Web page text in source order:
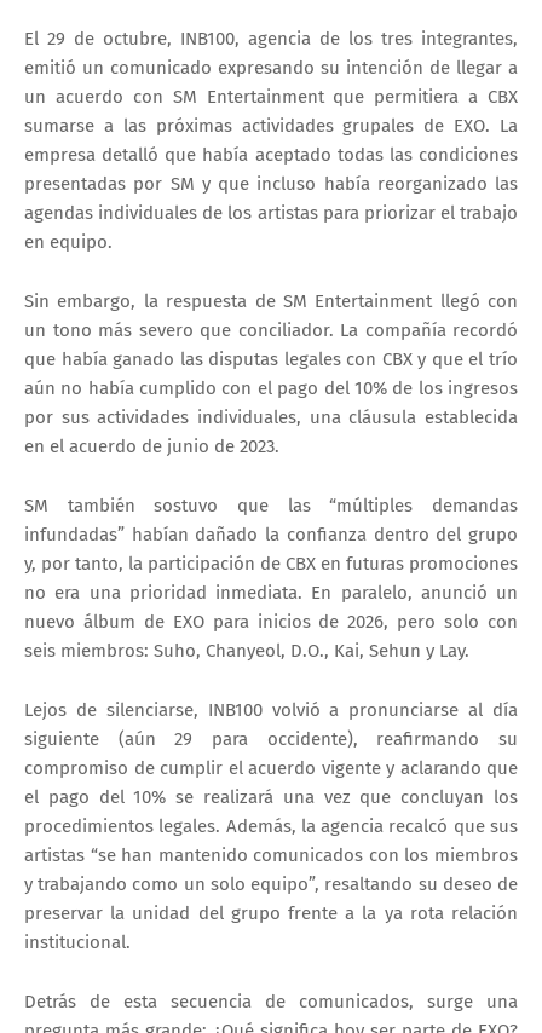
El 29 de octubre, INB100, agencia de los tres integrantes,
emitió un comunicado expresando su intención de llegar a
un acuerdo con SM Entertainmentque permitiera a CBX
sumarse a las próximas actividades grupales de EXO. La
empresa detalló que había aceptado todas las condiciones
presentadas por SM y que incluso había reorganizado las
agendas individuales de los artistas para priorizar el trabajo
en equipo.
Sin embargo, la respuesta de SM Entertainmentllegó con
un tono más severo que conciliador. La compañía recordó
que había ganado las disputas legales con CBX y que el trío
aún no había cumplido con el pago del 10% de los ingresos
por sus actividades individuales, una cláusula establecida
en el acuerdo de junio de 2023.
SM también sostuvo que las “múltiples demandas
infundadas” habían dañado la confianza dentro del grupo
y, por tanto, la participación de CBX en futuras promociones
no era una prioridad inmediata. En paralelo, anunció un
nuevo álbum de EXO para inicios de 2026, pero solo con
seis miembros: Suho, Chanyeol, D.O., Kai, Sehun y Lay.
Lejos de silenciarse, INB100 volvió a pronunciarse al día
siguiente (aún 29 para occidente), reafirmando su
compromiso de cumplir el acuerdo vigente y aclarando que
el pago del 10% se realizará una vez que concluyan los
procedimientos legales. Además, la agencia recalcó que sus
artistas “se han mantenido comunicados con los miembros
y trabajando como un solo equipo”, resaltando su deseo de
preservar la unidad del grupo frente a la ya rota relación
institucional.
Detrás de esta secuencia de comunicados, surge una